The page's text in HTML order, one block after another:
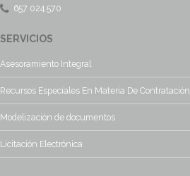
657 024 570
SERVICIOS
Asesoramiento Integral
Recursos Especiales En Materia De Contratación
Modelización de documentos
Licitación Electrónica